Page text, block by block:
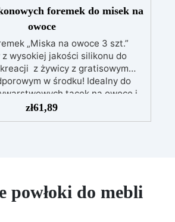
foremek do misek na
owoce
„Miska na owoce 3 szt.”
wysokiej jakości silikonu do
z żywicy z gratisowym
w środku! Idealny do
tacek na owoce i
artykułów dekoracyjnych
domu i biura, produkt ten może
zł61,89
powłoki do mebli